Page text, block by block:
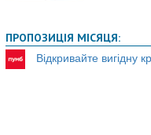
ПРОПОЗИЦІЯ МІСЯЦЯ:
Відкривайте